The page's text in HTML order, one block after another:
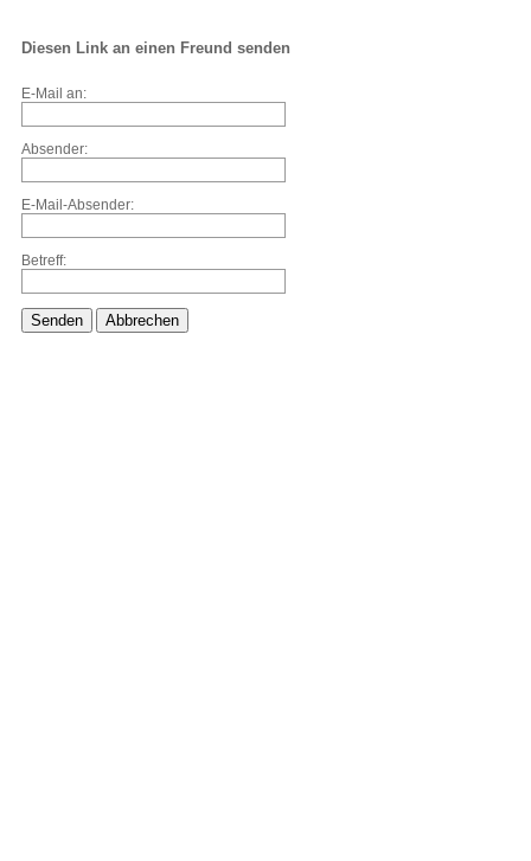
Diesen Link an einen Freund senden
E-Mail an:
Absender:
E-Mail-Absender:
Betreff:
Senden Abbrechen